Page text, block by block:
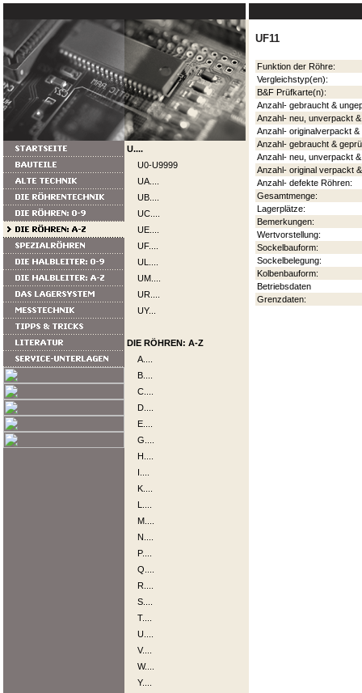
U....
U0-U9999
UA....
UB....
UC....
UE....
UF....
UL....
UM....
UR....
UY...
DIE RÖHREN: A-Z
A....
B....
C....
D....
E....
G....
H....
I....
K....
L....
M....
N....
P....
Q....
R....
S....
T....
U....
V....
W....
Y....
UF11
Funktion der Röhre:
Vergleichstyp(en):
B&F Prüfkarte(n):
Anzahl- gebraucht &
Anzahl- neu, unverpackt
Anzahl- originalverpackt
Anzahl- gebraucht &
Anzahl- neu, unverpackt
Anzahl- original verpackt
Anzahl- defekte Röhren:
Gesamtmenge:
Lagerplätze:
Bemerkungen:
Wertvorstellung:
Sockelbauform:
Sockelbelegung:
Kolbenbauform:
Betriebsdaten
Grenzdaten: